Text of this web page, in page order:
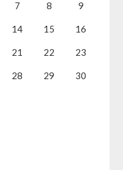
7 8 9
14 15 16
21 22 23
28 29 30